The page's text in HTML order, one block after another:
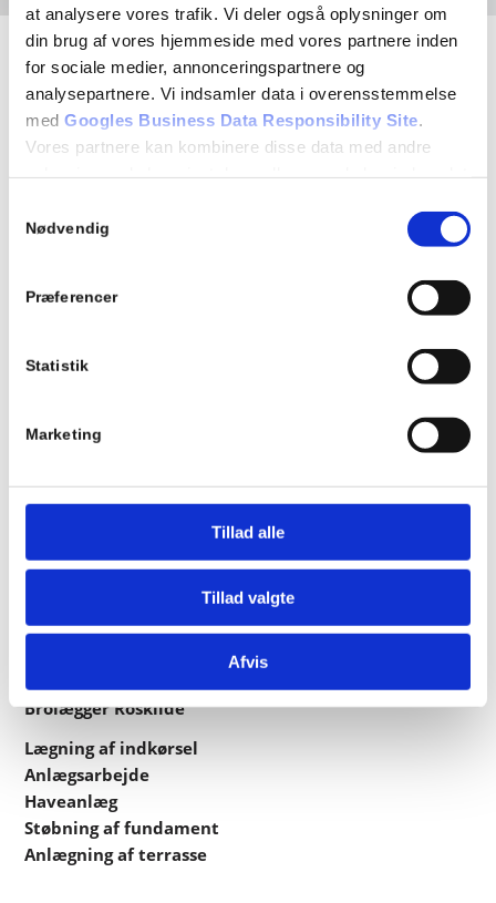
at analysere vores trafik. Vi deler også oplysninger om
din brug af vores hjemmeside med vores partnere inden
for sociale medier, annonceringspartnere og
analysepartnere. Vi indsamler data i overensstemmelse
med Googles Business Data Responsibility Site
Vores partnere kan kombinere disse data med andre
Nødvendig
Præferencer
Statistik
Marketing
Tillad alle
Tillad valgte
Afvis
Kontakt
Anlægsgartner Morten Vind
Teglværksvej 1
4681 Herfølge
CVR: 42333573
Send mail
Navigation
Anlægsgartner Roskilde
Anlægsgartner Køge
Brolægger Roskilde
Lægning af indkørsel
Anlægsarbejde
Haveanlæg
Støbning af fundament
Anlægning af terrasse